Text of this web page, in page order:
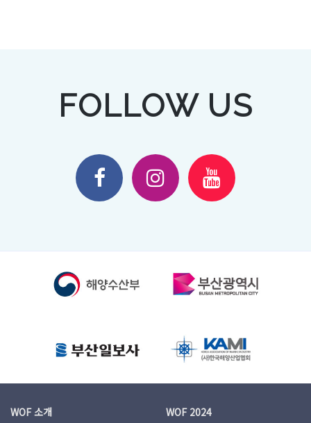
FOLLOW US
WOF 소개
WOF 2024